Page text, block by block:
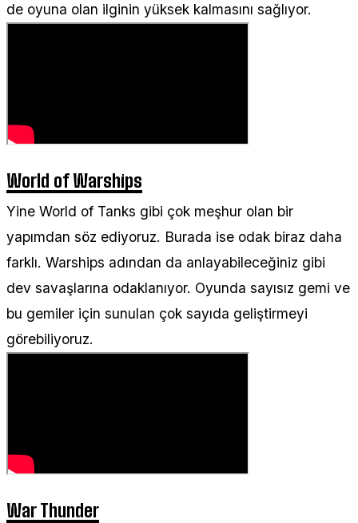
de oyuna olan ilginin yüksek kalmasını sağlıyor.
World of Warships
Yine World of Tanks gibi çok meşhur olan bir
yapımdan söz ediyoruz. Burada ise odak biraz daha
farklı. Warships adından da anlayabileceğiniz gibi
dev savaşlarına odaklanıyor. Oyunda sayısız gemi ve
bu gemiler için sunulan çok sayıda geliştirmeyi
görebiliyoruz.
War Thunder